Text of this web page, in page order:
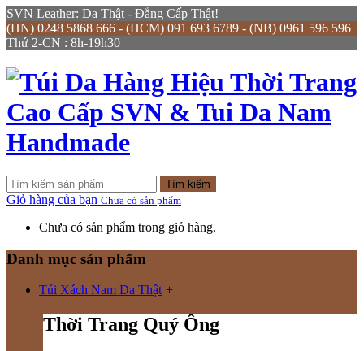
SVN Leather: Da Thật - Đẳng Cấp Thật!
(HN) 0248 5868 666 - (HCM) 091 693 6789 - (NB) 0961 596 596
Thứ 2-CN : 8h-19h30
Tìm kiếm
Giỏ hàng của bạn Chưa có sản phẩm
Chưa có sản phẩm trong giỏ hàng.
Danh mục sản phẩm
Túi Xách Nam Da Thật +
Thời Trang Quý Ông